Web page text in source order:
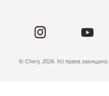
© Chery, 2026. Усі права захищено.